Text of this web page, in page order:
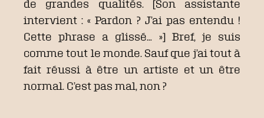
de grandes qualités. [Son assistante
intervient : « Pardon ? J’ai pas entendu !
Cette phrase a glissé… »] Bref, je suis
comme tout le monde. Sauf que j’ai tout à
fait réussi à être un artiste et un être
normal. C’est pas mal, non ?